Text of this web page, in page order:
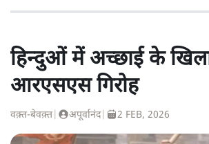
हिन्दुओं में अच्छाई के
आरएसएस गिरोह
वक़्त-बेवक़्त अपूर्वानंद| 2 FEB, 2026